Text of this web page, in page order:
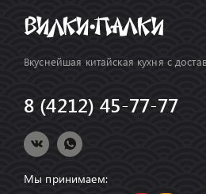
Вкуснейшая китайская кухня с
8 (4212) 45-77-77
Мы принимаем: